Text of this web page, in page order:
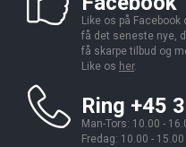
Like os på
få det seneste nye,
få skarpe tilbud og
Like os her.
Ring +45
Man-Tors: 10.00 -
Fredag: 10.00 - 15.00